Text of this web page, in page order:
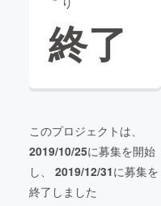
終了
このプロジェクトは、
2019/10/25に募集を開始
し、 2019/12/31に募集を
終了しました